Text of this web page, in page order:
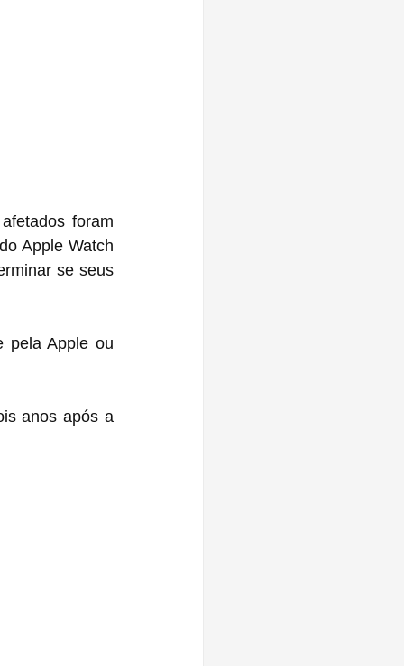
foram
Apple Watch
se seus
pela Apple ou
anos após a